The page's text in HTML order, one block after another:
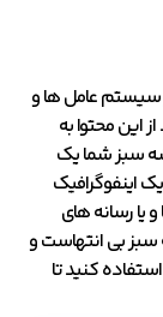
سیستم عامل ها و
این محتوا به
سبز شما یک
اینفوگرافیک
یا رسانه های
بی انتهاست و
کنید تا